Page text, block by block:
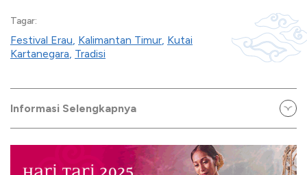
Tagar:
Festival Erau, Kalimantan Timur, Kutai
Kartanegara, Tradisi
Informasi Selengkapnya